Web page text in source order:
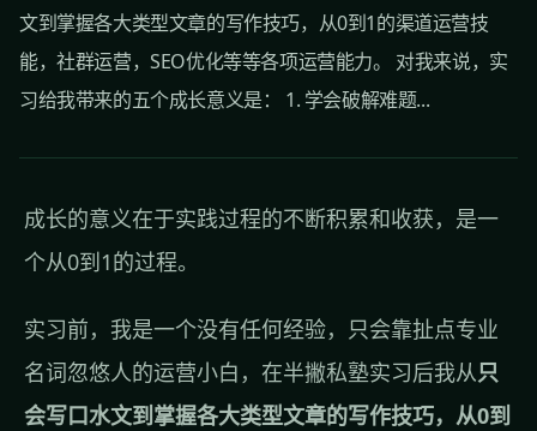
文到掌握各大类型文章的写作技巧，从0到1的渠道运营技
能，社群运营，SEO优化等等各项运营能力。 对我来说，实
习给我带来的五个成长意义是： 1. 学会破解难题...
成长的意义在于实践过程的不断积累和收获，是一
个从0到1的过程。
实习前，我是一个没有任何经验，只会靠扯点专业
名词忽悠人的运营小白，在半撇私塾实习后我从只
会写口水文到掌握各大类型文章的写作技巧，从0到